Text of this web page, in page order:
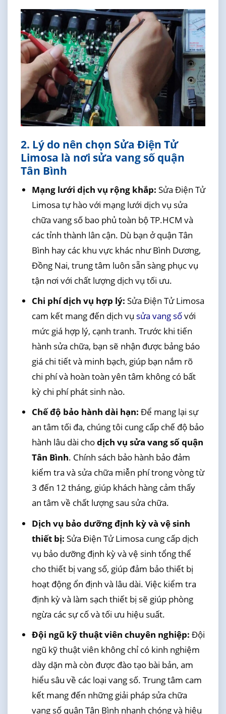
2. Lý do nên chọn Sửa Điện Tử
Limosa là nơi sửa vang số quận
Tân Bình
Mạng lưới dịch vụ rộng khắp: Sửa Điện Tử
Limosa tự hào với mạng lưới dịch vụ sửa
chữa vang số bao phủ toàn bộ TP.HCM và
các tỉnh thành lân cận. Dù bạn ở quận Tân
Bình hay các khu vực khác như Bình Dương,
Đồng Nai, trung tâm luôn sẵn sàng phục vụ
tận nơi với chất lượng dịch vụ tối ưu.
Chi phí dịch vụ hợp lý: Sửa Điện Tử Limosa
cam kết mang đến dịch vụ sửa vang sốvới
mức giá hợp lý, cạnh tranh. Trước khi tiến
hành sửa chữa, bạn sẽ nhận được bảng báo
giá chi tiết và minh bạch, giúp bạn nắm rõ
chi phí và hoàn toàn yên tâm không có bất
kỳ chi phí phát sinh nào.
Chế độ bảo hành dài hạn: Để mang lại sự
an tâm tối đa, chúng tôi cung cấp chế độ bảo
hành lâu dài chodịch vụ sửa vang số quận
Tân Bình. Chính sách bảo hành bảo đảm
kiểm tra và sửa chữa miễn phí trong vòng từ
3 đến 12 tháng, giúp khách hàng cảm thấy
an tâm về chất lượng sau sửa chữa.
Dịch vụ bảo dưỡng định kỳ và vệ sinh
thiết bị: Sửa Điện Tử Limosa cung cấp dịch
vụ bảo dưỡng định kỳ và vệ sinh tổng thể
cho thiết bị vang số, giúp đảm bảo thiết bị
hoạt động ổn định và lâu dài. Việc kiểm tra
định kỳ và làm sạch thiết bị sẽ giúp phòng
ngừa các sự cố và tối ưu hiệu suất.
Đội ngũ kỹ thuật viên chuyên nghiệp: Đội
ngũ kỹ thuật viên không chỉ có kinh nghiệm
dày dặn mà còn được đào tạo bài bản, am
hiểu sâu về các loại vang số. Trung tâm cam
kết mang đến những giải pháp sửa chữa
vang số quận Tân Bình nhanh chóng và hiệu